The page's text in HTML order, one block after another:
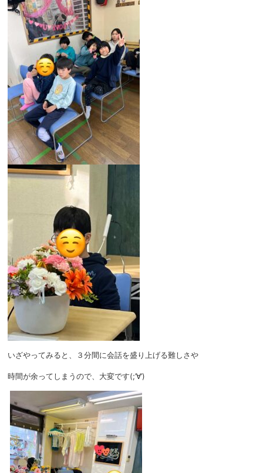
いざやってみると、３分間に会話を盛り上げる難しさや
時間が余ってしまうので、大変です(;’∀’)